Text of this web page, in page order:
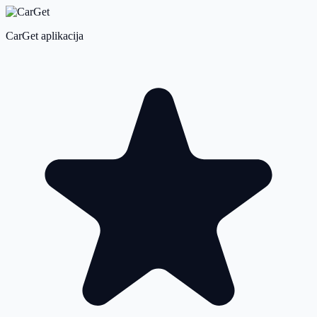
CarGet aplikacija